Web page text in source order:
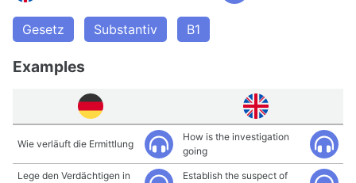
Gesetz Substantiv B1
Examples
Wie verläuft die Ermittlung
How is the investigation
going
Lege den Verdächtigen in
Establish the suspect of